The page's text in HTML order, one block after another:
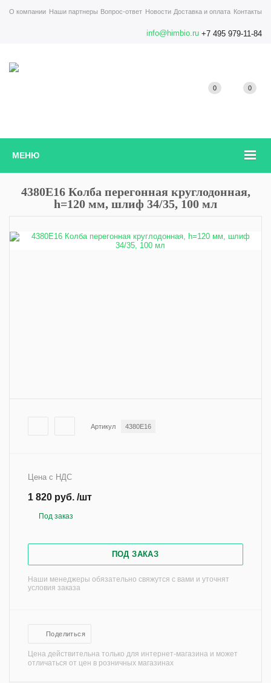
О компании Наши партнеры Вопрос-ответ Новости Доставка и оплата Контакты
info@himbio.ru +7 495 979-11-84
МЕНЮ
0 0
4380E16 Колба перегонная круглодонная,
h=120 мм, шлиф 34/35, 100 мл
Артикул 4380E16
Цена с НДС
1 820 руб. /шт
Под заказ
ПОД ЗАКАЗ
Наши менеджеры обязательно свяжутся с вами и уточнят
условия заказа
Поделиться
Цена действительна только для интернет-магазина и может
отличаться от цен в розничных магазинах